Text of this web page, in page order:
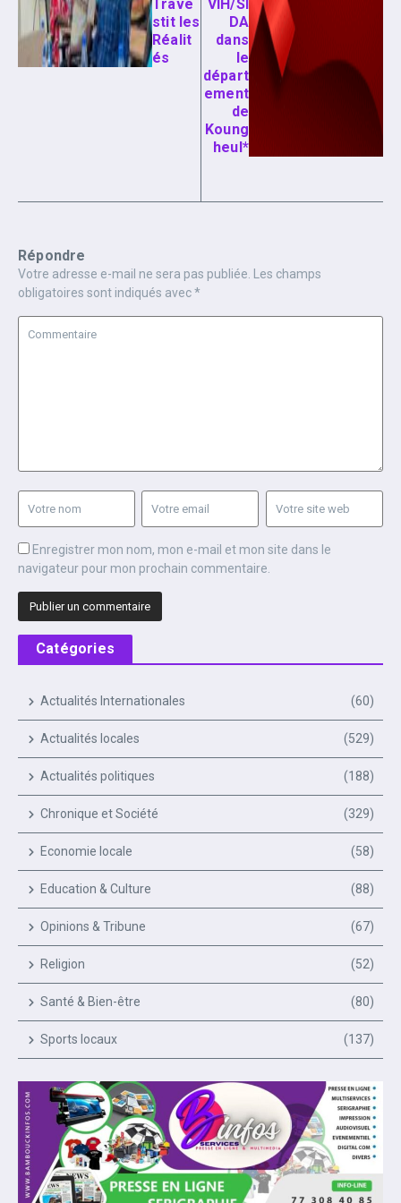
Trave
stit les
Réalit
és
VIH/SI
DA
dans
le
départ
ement
de
Koung
heul*
Répondre
Votre adresse e-mail ne sera pas publiée. Les champs
obligatoires sont indiqués avec*
Enregistrer mon nom, mon e-mail et mon site dans le
navigateur pour mon prochain commentaire.
Catégories
Actualités Internationales (60)
Actualités locales (529)
Actualités politiques (188)
Chronique et Société (329)
Economie locale (58)
Education & Culture (88)
Opinions & Tribune (67)
Religion (52)
Santé & Bien-être (80)
Sports locaux (137)